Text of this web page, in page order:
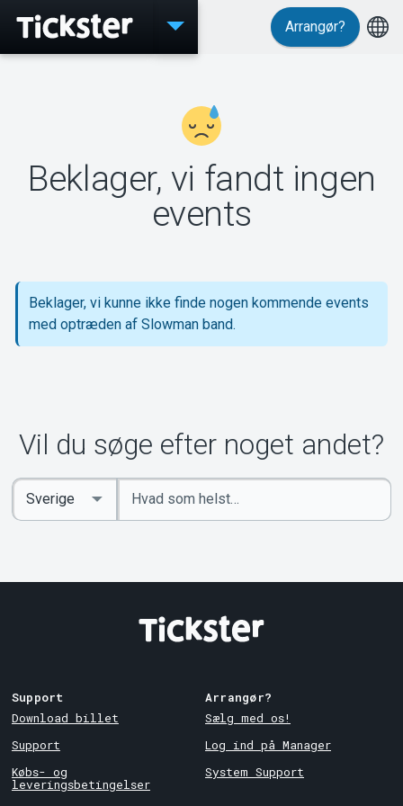
Events
MyTickster
Support
Arrangør?
Beklager, vi fandt ingen
events
Beklager, vi kunne ikke finde nogen kommende events
med optræden af Slowman band.
Vil du søge efter noget andet?
Indtast
søgeord
Select
Country
Support
Download billet
Support
Købs- og
leveringsbetingelser
Arrangør?
Sælg med os!
Log ind på Manager
System Support